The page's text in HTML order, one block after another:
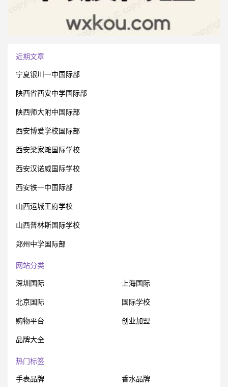
近期文章
宁夏银川一中国际部
陕西省西安中学国际部
陕西师大附中国际部
西安博爱学校国际部
西安梁家滩国际学校
西安汉诺威国际学校
西安铁一中国际部
山西运城王府学校
山西普林斯国际学校
郑州中学国际部
网站分类
深圳国际 上海国际
北京国际 国际学校
购物平台 创业加盟
品牌大全
热门标签
手表品牌 香水品牌